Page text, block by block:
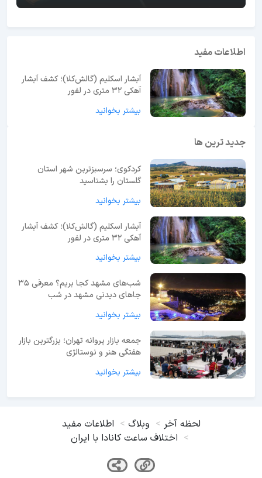
اطلاعات مفید
آبشار اسکلیم (گالش‌کلا)؛ کشف آبشار
آهکی ۳۲ متری در لفور
بیشتر بخوانید
جدید ترین ها
کردکوی؛ سرسبزترین شهر استان
گلستان را بشناسید
بیشتر بخوانید
آبشار اسکلیم (گالش‌کلا)؛ کشف آبشار
آهکی ۳۲ متری در لفور
بیشتر بخوانید
شب‌های مشهد کجا بریم؟ معرفی 35
جاهای دیدنی مشهد در شب
بیشتر بخوانید
جمعه بازار پروانه تهران؛ بزرگترین بازار
هفتگی هنر و نوستالژی
بیشتر بخوانید
لحظه آخر وبلاگ
اطلاعات مفید
اختلاف ساعت کانادا با ایران